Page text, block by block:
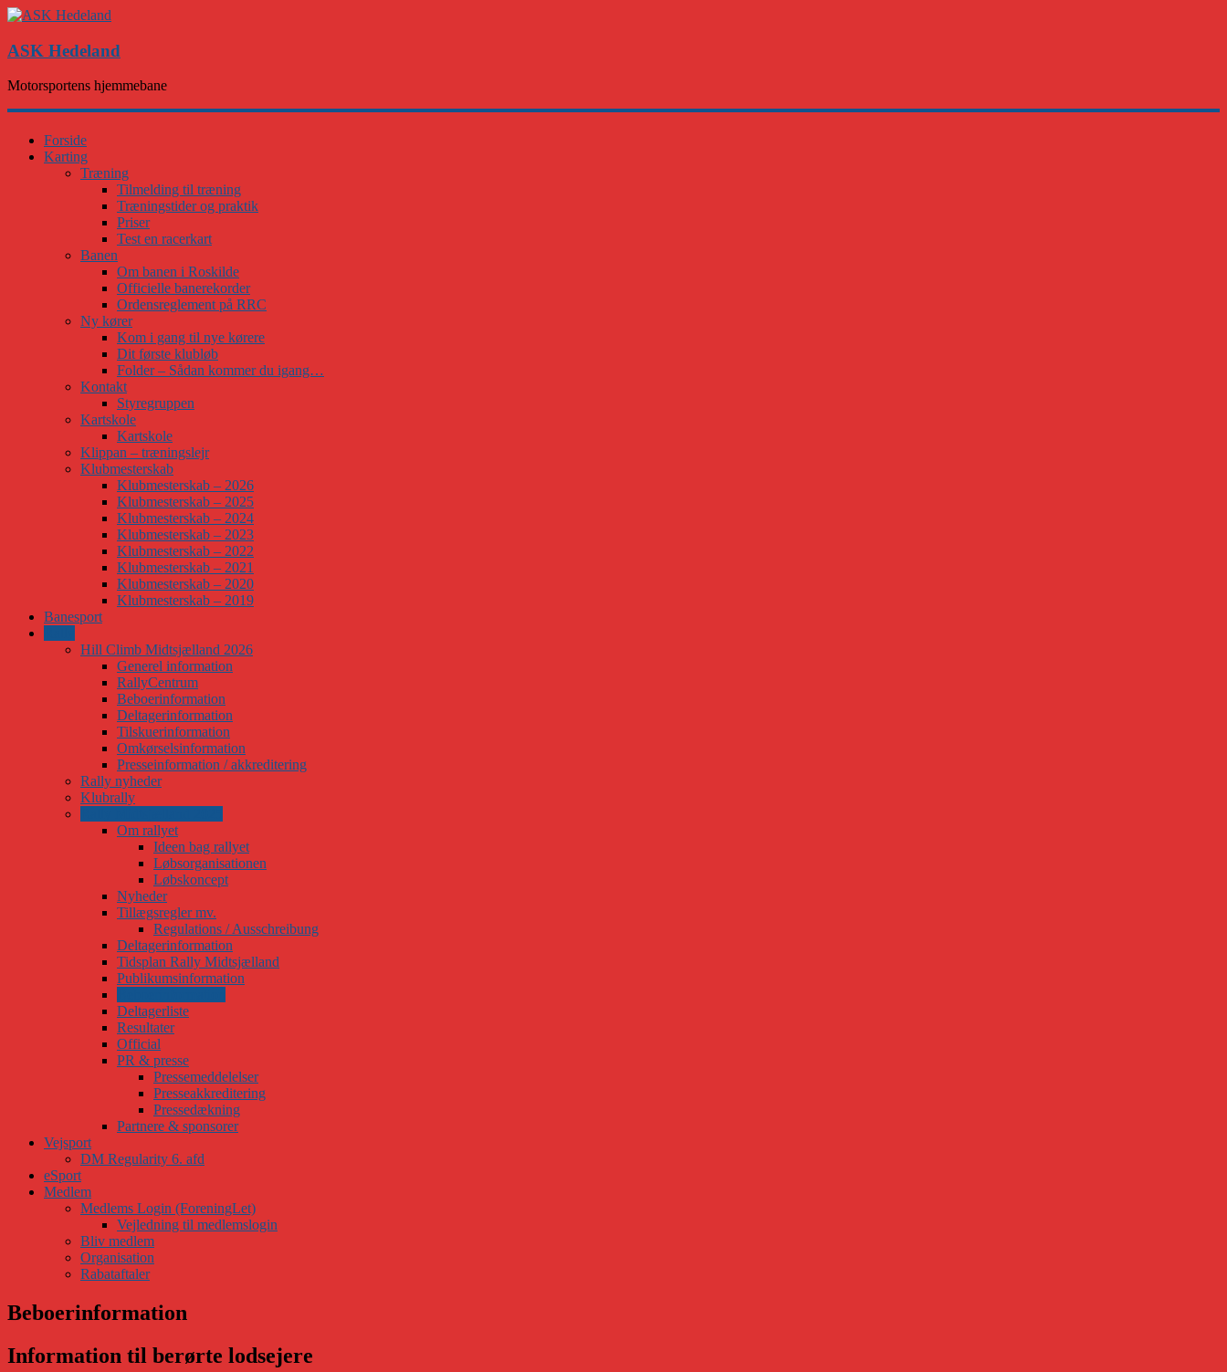
ASK Hedeland
Motorsportens hjemmebane
Forside
Karting
Træning
Tilmelding til træning
Træningstider og praktik
Priser
Test en racerkart
Banen
Om banen i Roskilde
Officielle banerekorder
Ordensreglement på RRC
Ny kører
Kom i gang til nye kørere
Dit første klubløb
Folder – Sådan kommer du igang…
Kontakt
Styregruppen
Kartskole
Kartskole
Klippan – træningslejr
Klubmesterskab
Klubmesterskab – 2026
Klubmesterskab – 2025
Klubmesterskab – 2024
Klubmesterskab – 2023
Klubmesterskab – 2022
Klubmesterskab – 2021
Klubmesterskab – 2020
Klubmesterskab – 2019
Banesport
Hill Climb Midtsjælland 2026
Generel information
RallyCentrum
Beboerinformation
Deltagerinformation
Tilskuerinformation
Omkørselsinformation
Presseinformation / akkreditering
Rally nyheder
Klubrally
Om rallyet
Ideen bag rallyet
Løbsorganisationen
Løbskoncept
Nyheder
Tillægsregler mv.
Regulations / Ausschreibung
Deltagerinformation
Tidsplan Rally Midtsjælland
Publikumsinformation
Deltagerliste
Resultater
Official
PR & presse
Pressemeddelelser
Presseakkreditering
Pressedækning
Partnere & sponsorer
Vejsport
DM Regularity 6. afd
eSport
Medlem
Medlems Login (ForeningLet)
Vejledning til medlemslogin
Bliv medlem
Organisation
Rabataftaler
Beboerinformation
Information til berørte lodsejere